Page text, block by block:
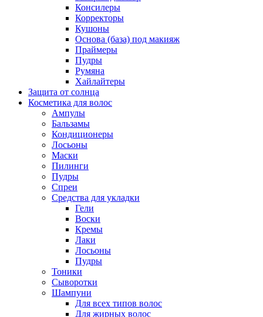
Консилеры
Корректоры
Кушоны
Основа (база) под макияж
Праймеры
Пудры
Румяна
Хайлайтеры
Защита от солнца
Косметика для волос
Ампулы
Бальзамы
Кондиционеры
Лосьоны
Маски
Пилинги
Пудры
Спреи
Средства для укладки
Гели
Воски
Кремы
Лаки
Лосьоны
Пудры
Тоники
Сыворотки
Шампуни
Для всех типов волос
Для жирных волос